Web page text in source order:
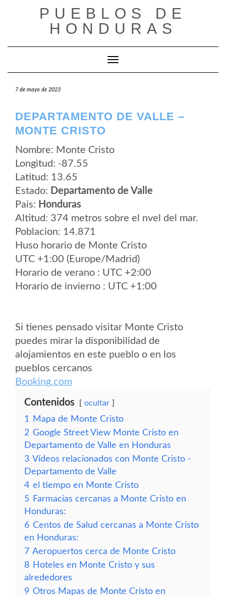
PUEBLOS DE
HONDURAS
Cambiar modo de navegación
7 de mayo de 2023
DEPARTAMENTO DE VALLE –
MONTE CRISTO
Nombre: Monte Cristo
Longitud: -87.55
Latitud: 13.65
Estado: Departamento de Valle
Pais: Honduras
Altitud: 374 metros sobre el nvel del mar.
Poblacion: 14.871
Huso horario de Monte Cristo
UTC +1:00 (Europe/Madrid)
Horario de verano : UTC +2:00
Horario de invierno : UTC +1:00
Si tienes pensado visitar Monte Cristo
puedes mirar la disponibilidad de
alojamientos en este pueblo o en los
pueblos cercanos
Booking.com
Contenidos ocultar
1
Mapa de Monte Cristo
2 Google Street View Monte Cristo en
Departamento de Valle en Honduras
3 Vídeos relacionados con Monte Cristo -
Departamento de Valle
4 el tiempo en Monte Cristo
5 Farmacias cercanas a Monte Cristo en
Honduras:
6 Centos de Salud cercanas a Monte Cristo
en Honduras:
7 Aeropuertos cerca de Monte Cristo
8 Hoteles en Monte Cristo y sus
alrededores
9 Otros Mapas de Monte Cristo en